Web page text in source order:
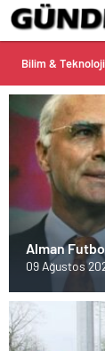
Bilim & Teknoloji
Alman
09 Ağustos